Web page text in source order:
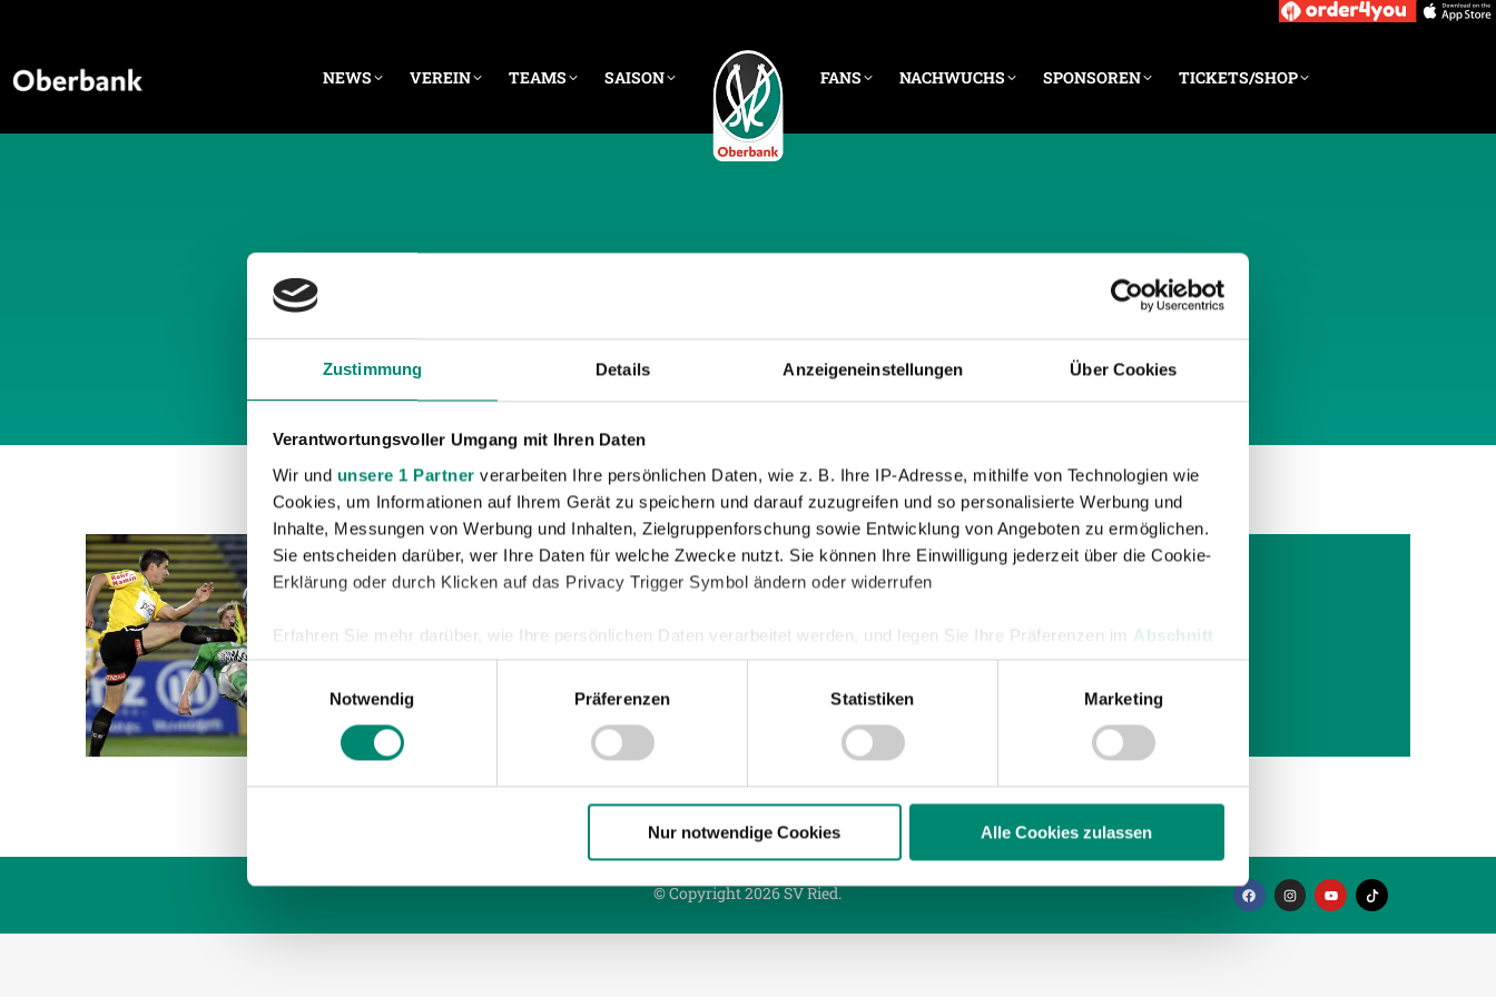
Zustimmung Details Anzeigeneinstellungen Über Cookies
Verantwortungsvoller Umgang mit Ihren Daten
Wir und unsere 1 Partner verarbeiten Ihre persönlichen Daten, wie z. B. Ihre IP-Adresse, mithilfe von Technologien wie
Cookies, um Informationen auf Ihrem Gerät zu speichern und darauf zuzugreifen und so personalisierte Werbung und
Inhalte, Messungen von Werbung und Inhalten, Zielgruppenforschung sowie Entwicklung von Angeboten zu ermöglichen.
Sie entscheiden darüber, wer Ihre Daten für welche Zwecke nutzt. Sie können Ihre Einwilligung jederzeit über die Cookie-
Erklärung oder durch Klicken auf das Privacy Trigger Symbol ändern oder widerrufen
Erfahren Sie mehr darüber, wie Ihre persönlichen Daten verarbeitet werden, und legen Sie Ihre Präferenzen im Abschnitt
Einzelheitenfest.
Wir verwenden Cookies, um Inhalte und Anzeigen zu personalisieren, Funktionen für soziale Medien anbieten zu können
und die Zugriffe auf unsere Website zu analysieren. Außerdem geben wir Informationen zu Ihrer Verwendung unserer
Weitere Details, insbesondere zu Speicherdauer und Empfänger entnehmen Sie unserer
Einwilligungsauswahl
Notwendig
Präferenzen Statistiken Marketing
Nur notwendige Cookies Alle Cookies zulassen
NEWS VEREIN TEAMS SAISON FANS NACHWUCHS SPONSOREN TICKETS/SHOP
9. APRIL 2011
09.04.2011| UNKATEGORISIERT
und Glasner drehen das Spiel innerhalb von 7 Minuten, Naumoski
© Copyright 2026 SV Ried.